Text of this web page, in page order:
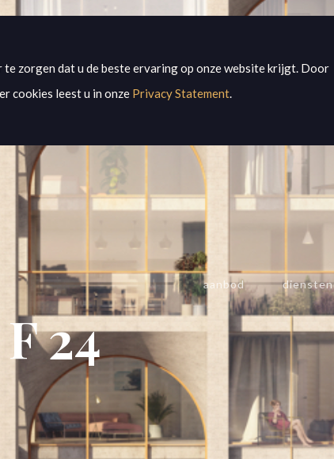
zorgen dat u de beste ervaring op onze website krijgt. Door
cookies leest u in onze Privacy Statement.
aanbod diensten
89
WONEN
14
M2 GEBOUWGEBONDEN
BUITENRUIMTE